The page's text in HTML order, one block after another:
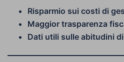
Risparmio sui costi di
Maggior trasparenza
Dati utili sulle abitudini